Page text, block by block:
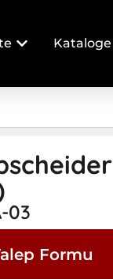
Kataloge
03
Formu